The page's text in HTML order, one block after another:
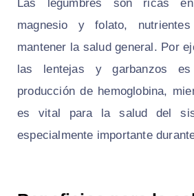
Las legumbres son ricas
magnesio y folato,
mantener la salud general. Por
las lentejas y garbanzos
producción de hemoglobina,
es vital para la salud del
especialmente importante